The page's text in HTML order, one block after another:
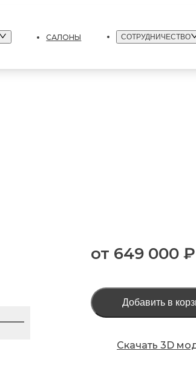
САЛОНЫ СОТРУДНИЧЕСТВО
от 649 000 ₽
Добавить в
Скачать 3D